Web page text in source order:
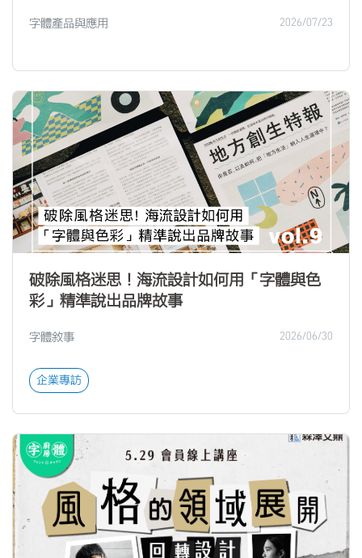
字體產品與應用 2026/07/23
破除風格迷思！海流設計如何用「字體與色
彩」精準說出品牌故事
字體敘事 2026/06/30
企業專訪